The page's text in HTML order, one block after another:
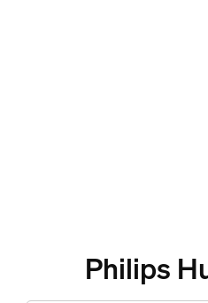
Philips